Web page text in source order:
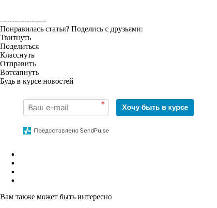
-------------------
Понравилась статья? Поделись с друзьями:
Твитнуть
Поделиться
Класснуть
Отправить
Вотсапнуть
Будь в курсе новостей
* Хочу быть в курсе
Предоставлено SendPulse
Вам также может быть интересно